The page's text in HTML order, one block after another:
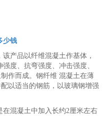
少钱
产品以纤维混凝土作基体，
度、抗弯强度、冲击强度、
作而成。钢纤维 混凝土在薄
以适当的钢筋，以玻璃钢增强
混凝土中加入长约2厘米左右